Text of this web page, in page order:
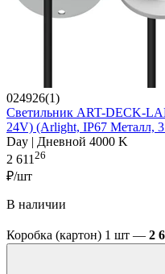
024926(1)
Светильник ART-DECK-
24V) (Arlight, IP67 Металл, 3
Day | Дневной 4000 K
2 611 26
₽/шт
В наличии
Коробка (картон) 1 шт — 2